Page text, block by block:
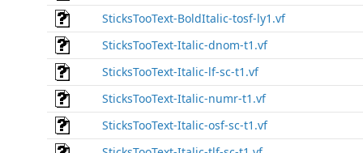
SticksTooText-BoldItalic-tosf-ly1.vf
SticksTooText-Italic-dnom-t1.vf
SticksTooText-Italic-lf-sc-t1.vf
SticksTooText-Italic-numr-t1.vf
SticksTooText-Italic-osf-sc-t1.vf